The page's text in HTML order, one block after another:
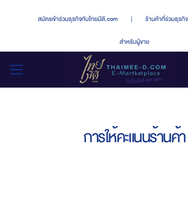
สมัครเข้าร่วมธุรกิจกับไทยมีดี.com | ร้านค้าที่ร่วมธุรกิ
สำหรับผู้ขาย
การให้คะแนนร้านค้า